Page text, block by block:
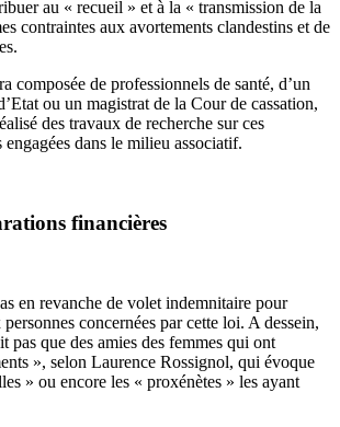
au « recueil » et à la « transmission de la
contraintes aux avortements clandestins et de
composée de professionnels de santé, d’un
ou un magistrat de la Cour de cassation,
des travaux de recherche sur ces
engagées dans le milieu associatif.
financières
en revanche de volet indemnitaire pour
concernées par cette loi. A dessein,
pas que des amies des femmes qui ont
», selon Laurence Rossignol, qui évoque
» ou encore les « proxénètes » les ayant